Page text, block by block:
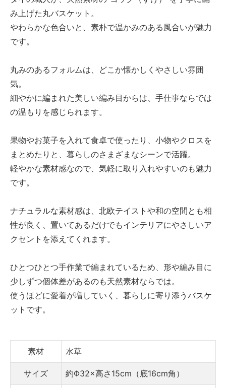
み上げた丸バスケット。
やわらかな色合いと、素朴で温かみのある風合いが魅力
です。
丸みのあるフォルムは、どこか懐かしくやさしい雰囲
気。
細やかに編まれた美しい編み目からは、手仕事ならでは
の温もりを感じられます。
果物やお菓子を入れて食卓で使ったり、小物やクロスを
まとめたりと、暮らしのさまざまなシーンで活躍。
軽やかな素材感なので、気軽に取り入れやすいのも魅力
です。
ナチュラルな素材感は、北欧テイストや和の空間とも相
性が良く、置いてあるだけでもインテリアにやさしいア
クセントを添えてくれます。
ひとつひとつ手作業で編まれているため、形や編み目に
少しずつ個体差があるのも天然素材ならでは。
使うほどに愛着が増していく、暮らしに寄り添うバスケ
ットです。
素材 水草
サイズ 約Φ32×高さ15cm（底16cm角）